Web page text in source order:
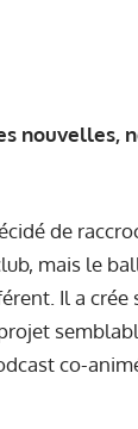
nouvelles,
de
mais le
Il a
co-